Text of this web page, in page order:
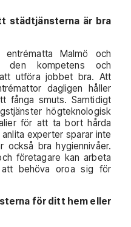
städtjänsterna är bra
Malmö och
den kompetens och
utföra jobbet bra. Att
dagligen håller
fånga smuts. Samtidigt
högteknologisk
för att ta bort hårda
experter sparar inte
också bra hygiennivåer.
företagare kan arbeta
behöva oroa sig för
för ditt hem eller